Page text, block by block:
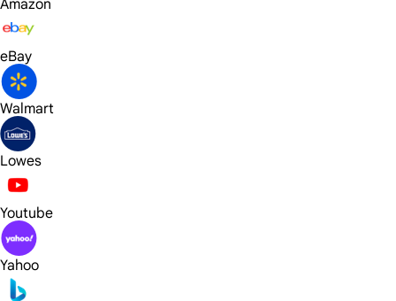
Amazon
eBay
Walmart
Lowes
Youtube
Yahoo